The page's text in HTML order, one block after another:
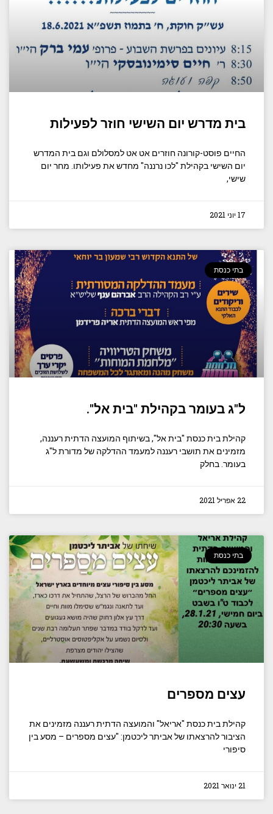
בית מדרש יום השישי חוזר לפעילות
החיים פוסט-קורונה חוזרים אט אט למסלולם וגם בית המדרש
יום השישי בקהילת "לכו נרננה" מחדש את פעילותו. מחר יום
שישי,
17 יוני 2021
בתי כנסת
ל"ג בעומר בקהילת "בית אל".
קהילת בית כנסת "בית אל", בשיתוף המועצה הדתית רעננה,
מזמינים את תושבי רעננה למעמד ההדלקה של מדורת ל"ג
בעומר. בחלק
22 אפריל 2021
בתי כנסת
עצים מספרים
קהילת בית כנסת "אריאל" והמועצה הדתית רעננה מזמינים את
הציבור להרצאתו של אביתר ליכטמן: "עצים מספרים – מסע בין
סיפורי
21 ינואר 2021